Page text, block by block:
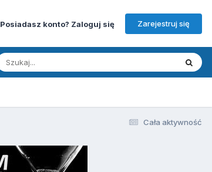
Posiadasz konto? Zaloguj się Zarejestruj się
Cała aktywność